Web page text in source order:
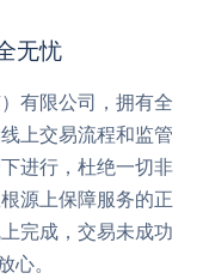
无忧
有限公司，拥有全
上交易流程和监管
进行，杜绝一切非
源上保障服务的正
完成，交易未成功
。